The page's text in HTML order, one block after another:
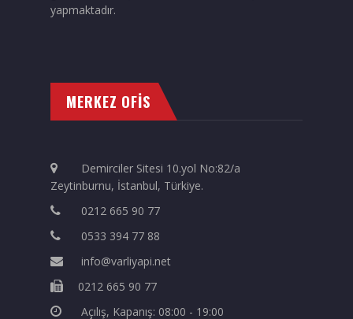
yapmaktadır.
MERKEZ OFİS
Demirciler Sitesi 10.yol No:82/a
Zeytinburnu, İstanbul, Türkiye.
0212 665 90 77
0533 394 77 88
info@varliyapi.net
0212 665 90 77
Açılış, Kapanış: 08:00 - 19:00